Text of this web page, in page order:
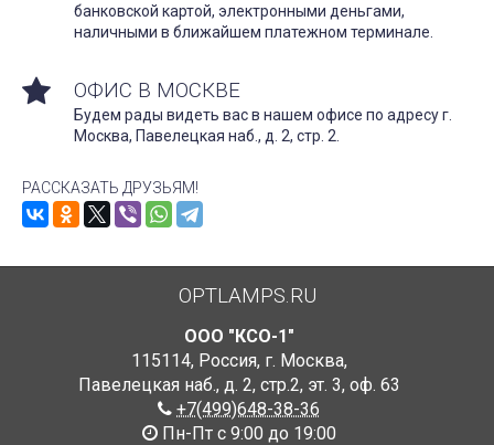
банковской картой, электронными деньгами,
наличными в ближайшем платежном терминале.
ОФИС В МОСКВЕ
Будем рады видеть вас в нашем офисе по адресу г.
Москва, Павелецкая наб., д. 2, стр. 2.
РАССКАЗАТЬ ДРУЗЬЯМ!
OPTLAMPS.RU
ООО "КСО-1"
115114, Россия, г. Москва,
Павелецкая наб., д. 2, стр.2, эт. 3, оф. 63
+7(499)648-38-36
Пн-Пт с 9:00 до 19:00